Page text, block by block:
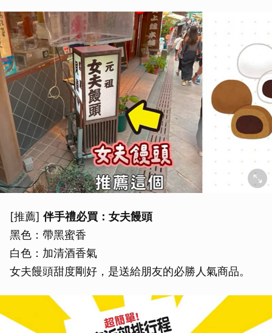
[推薦] 伴手禮必買：女夫饅頭
黑色：帶黑蜜香
白色：加清酒香氣
女夫饅頭甜度剛好，是送給朋友的必勝人氣商品。
取消